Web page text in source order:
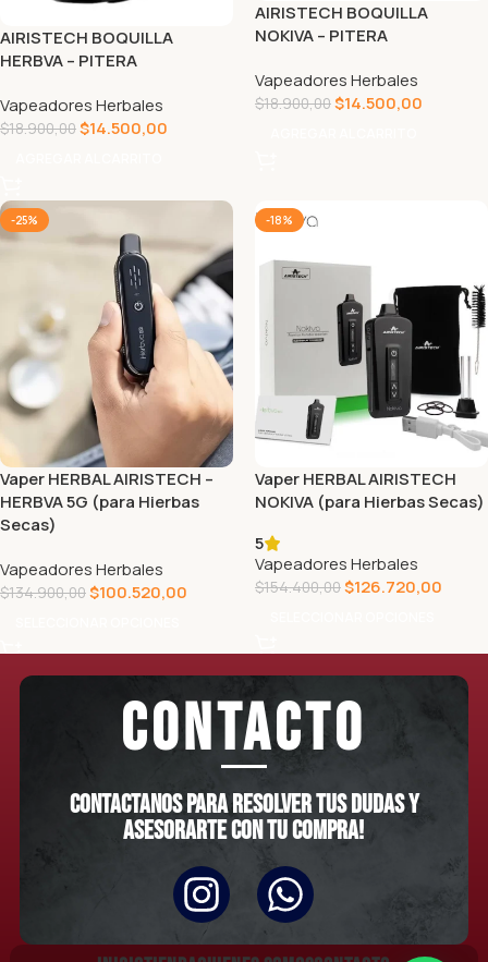
AIRISTECH BOQUILLA
HERBVA – PITERA
Vapeadores Herbales
$18.900,00$14.500,00
AIRISTECH BOQUILLA
NOKIVA – PITERA
Vapeadores Herbales
$18.900,00$14.500,00
-25%
Vaper HERBAL AIRISTECH –
HERBVA 5G (para Hierbas
Secas)
Vapeadores Herbales
$134.900,00$100.520,00
-18%
Vaper HERBAL AIRISTECH
NOKIVA (para Hierbas Secas)
5
Vapeadores Herbales
$154.400,00$126.720,00
CONTACTO
Contactanos para resolver tus dudas y
asesorarte con tu compra!